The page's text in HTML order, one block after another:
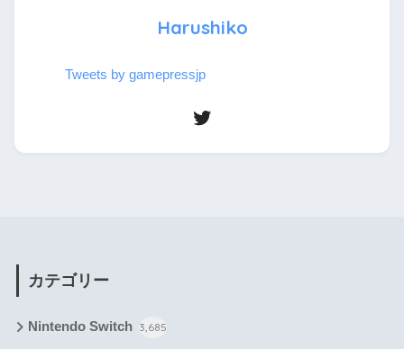
Harushiko
Tweets by gamepressjp
カテゴリー
Nintendo Switch 3,685